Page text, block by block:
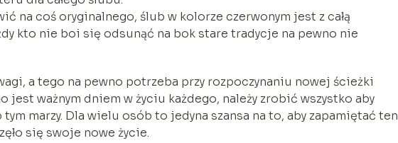
na coś oryginalnego, ślub w kolorze czerwonym jest z całą
kto nie boi się odsunąć na bok stare tradycje na pewno nie
a tego na pewno potrzeba przy rozpoczynaniu nowej ścieżki
jest ważnym dniem w życiu każdego, należy zrobić wszystko aby
marzy. Dla wielu osób to jedyna szansa na to, aby zapamiętać ten
się swoje nowe życie.